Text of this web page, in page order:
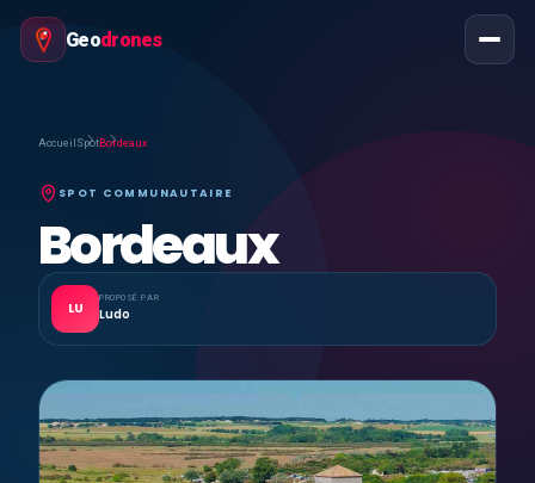
Geodrones
Accueil SpotBordeaux
SPOT COMMUNAUTAIRE
Bordeaux
LU
PROPOSÉ PAR
Ludo